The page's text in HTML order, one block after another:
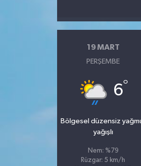
19 MART
PERŞEMBE
6°
Bölgesel düzensiz
yağışlı
Nem: %79
Rüzgar: 5 km/h